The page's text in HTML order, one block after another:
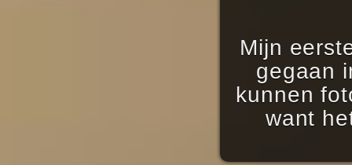
Mijn
gegaan
kunnen
want